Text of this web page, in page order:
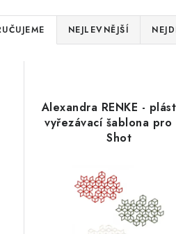
NEJLEVNĚJŠÍ
Alexandra RENKE -
vyřezávací šablona pro
Shot